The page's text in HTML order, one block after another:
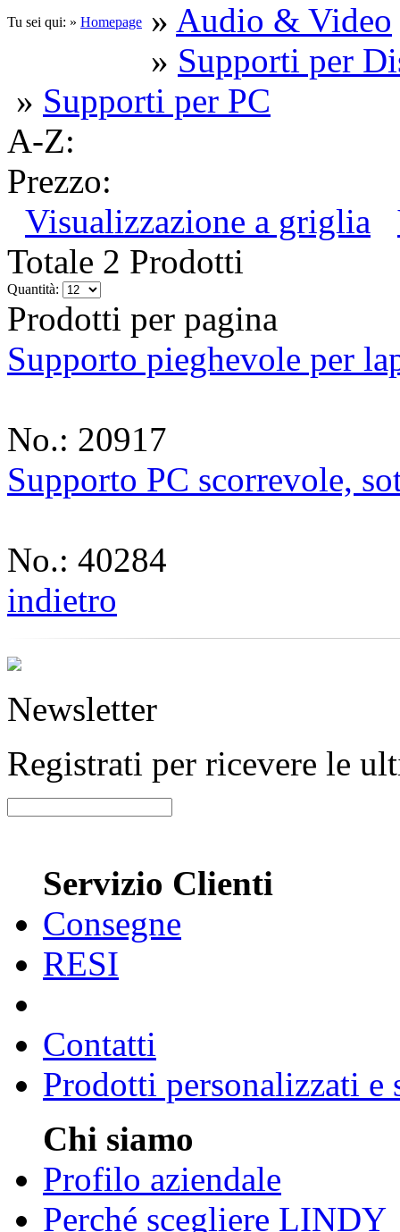
Tu sei qui: » Homepage » Audio & Video
» Supporti per
» Supporti per PC
A-Z:
Prezzo:
Visualizzazione a griglia
Totale 2 Prodotti
Quantità:
Prodotti per pagina
Supporto pieghevole per
No.: 20917
Supporto PC scorrevole,
No.: 40284
indietro
Newsletter
Registrati per ricevere le
Servizio Clienti
Consegne
RESI
Contatti
Prodotti personalizzati e
Chi siamo
Profilo aziendale
Perché scegliere LINDY